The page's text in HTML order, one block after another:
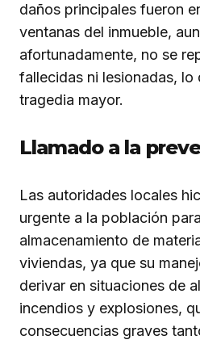
daños principales fueron
ventanas del inmueble,
afortunadamente, no se
fallecidas ni lesionadas, lo
tragedia mayor.
Llamado a la
Las autoridades locales
urgente a la población
almacenamiento de
viviendas, ya que su
derivar en situaciones de
incendios y explosiones,
consecuencias graves